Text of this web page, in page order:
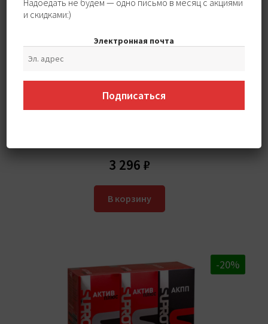
3 296 ₽
В корзину
-20%
Надоедать не будем — одно письмо в месяц с акциями
и скидками:)
Электронная почта
Подписаться